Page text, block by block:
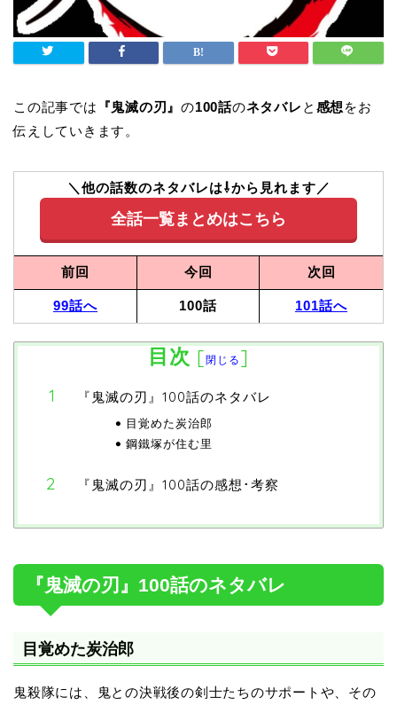
この記事では 『鬼滅の刃』の100話のネタバレ と 感想 をお
伝えしていきます。
＼他の話数のネタバレは⇩から見れます／
全話一覧まとめはこちら
前回 今回 次回
99話へ 100話 101話へ
目次 [閉じる ]
『鬼滅の刃』100話のネタバレ
目覚めた炭治郎
鋼鐵塚が住む里
『鬼滅の刃』100話の感想･考察
『鬼滅の刃』100話のネタバレ
目覚めた炭治郎
鬼殺隊には、鬼との決戦後の剣士たちのサポートや、その